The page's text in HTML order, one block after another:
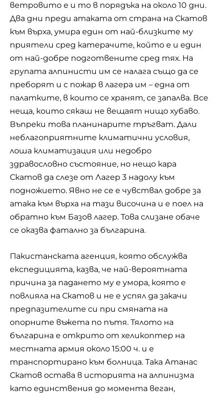
ветровито е и то в порядъка на около 10 дни.
Два дни преди атаката от страна на Скатов
към върха, умира един от най-близките му
приятели сред катерачите, който е и един
от най-добре подготвените сред тях. На
групата алпинисти им се налага също да се
преборят и с пожар в лагера им – една от
палатките, в които се хранят, се запалва. Все
неща, които сякаш не вещаят нищо хубаво.
Въпреки това планинарите тръгват. Дали
неблагоприятните климатични условия,
лоша климатизация или недобро
здравословно състояние, но нещо кара
Скатов да слезе от Лагер 3 надолу към
подножието. Явно не се е чувствал добре за
атака към върха на тази височина и е поел на
обратно към Базов лагер. Това слизане обаче
се оказва фатално за българина.
Пакистанската агенция, която обслужва
експедицията, казва, че най-вероятната
причина за падането му е умора, която е
повлияла на Скатов и не е успял да закачи
предпазителите си при смяната на
опорните въжета по пътя. Тялото на
българина е открито от хеликоптер на
местната армия около 15:00 ч. и е
транспортирано към болница. Така Атанас
Скатов остава в историята на алпинизма
като единствения до момента веган,